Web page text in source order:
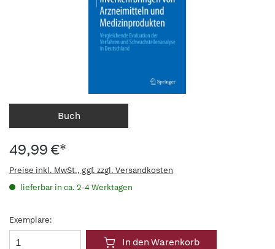
Buch
49,99 €*
Preise inkl. MwSt., ggf. zzgl. Versandkosten
lieferbar in ca. 2-4 Werktagen
Exemplare:
In den Warenkorb